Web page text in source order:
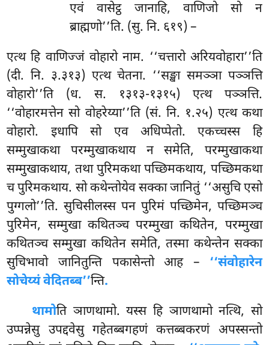
एवं वासेट्ठ जानाहि, वाणिजो सो न
ब्राह्मणो’’ति. (सु. नि. ६१९) –
एत्थहि वाणिज्जं वोहारो नाम. ‘‘चत्तारो अरियवोहारा’’ति
(दी. नि. ३.३१३) एत्थ चेतना. ‘‘सङ्खा समञ्ञा पञ्ञत्ति
वोहारो’’ति (ध. स. १३१३-१३१५) एत्थ पञ्ञत्ति.
‘‘वोहारमत्तेन सो वोहरेय्या’’ति (सं. नि. १.२५) एत्थ कथा
वोहारो. इधापि सो एव अधिप्पेतो. एकच्चस्स हि
सम्मुखाकथा परम्मुखाकथाय न समेति, परम्मुखाकथा
सम्मुखाकथाय, तथा पुरिमकथा पच्छिमकथाय, पच्छिमकथा
च पुरिमकथाय. सो कथेन्तोयेव सक्का जानितुं ‘‘असुचि एसो
पुग्गलो’’ति. सुचिसीलस्स पन पुरिमं पच्छिमेन, पच्छिमञ्च
पुरिमेन, सम्मुखा कथितञ्च परम्मुखा कथितेन, परम्मुखा
कथितञ्च सम्मुखा कथितेन समेति, तस्मा कथेन्तेन सक्का
सुचिभावो जानितुन्ति पकासेन्तो आह – ‘‘संवोहारेन
सोचेय्यं वेदितब्ब’’न्ति.
थामोति ञाणथामो. यस्स हि ञाणथामो नत्थि, सो
उप्पन्नेसु उपद्दवेसु गहेतब्बगहणं कत्तब्बकरणं अपस्सन्तो